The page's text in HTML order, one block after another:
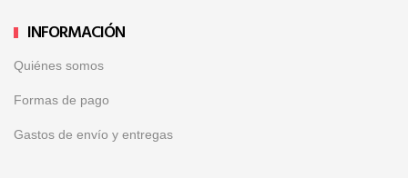
INFORMACIÓN
Quiénes somos
Formas de pago
Gastos de envío y entregas